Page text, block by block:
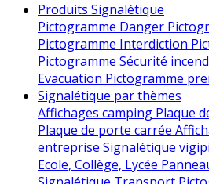
Produits Signalétique
Pictogramme Danger
Pictogramme Interdiction
Pictogramme Sécurité
Evacuation Pictogramme
Signalétique par thèmes
Affichages camping Plaque
Plaque de porte carrée
entreprise Signalétique
Ecole, Collège, Lycée